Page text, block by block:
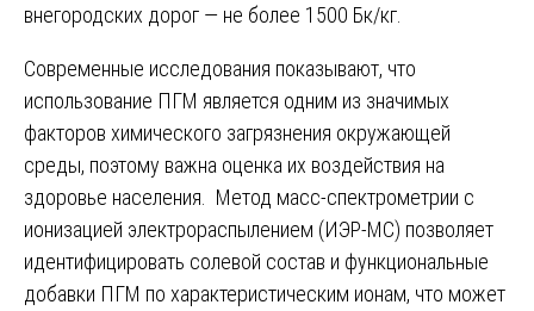
внегородских дорог — не более 1500 Бк/кг.
Современные исследования показывают, что
использование ПГМ является одним из значимых
факторов химического загрязнения окружающей
среды, поэтому важна оценка их воздействия на
здоровье населения. Метод масс-спектрометрии с
ионизацией электрораспылением (ИЭР-МС) позволяет
идентифицировать солевой состав и функциональные
добавки ПГМ по характеристическим ионам, что может